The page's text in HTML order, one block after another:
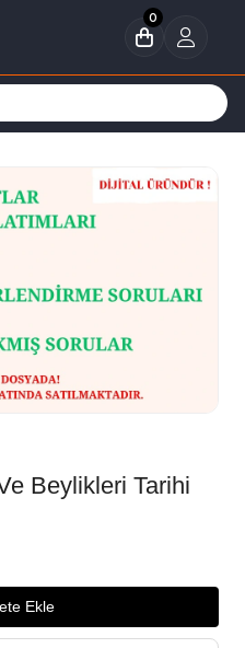
0
Beylikleri Tarihi
Ekle